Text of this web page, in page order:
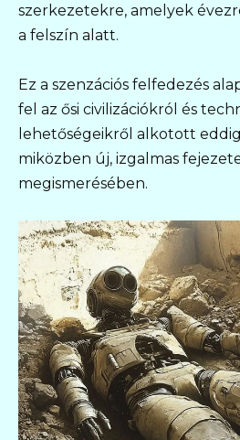
szerkezetekre, amelyek
a felszín alatt.
Ez a szenzációs felfedezés
fel az ősi civilizációkról és
lehetőségeikről alkotott
miközben új, izgalmas
megismerésében.